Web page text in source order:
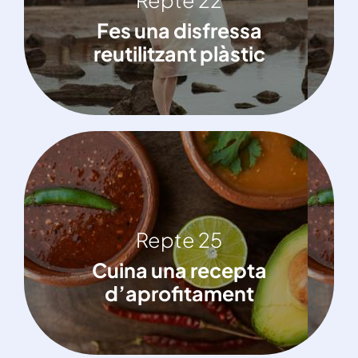
Fes una disfressa
reutilitzant plàstic
Fes una disfressa reutilitzant plàstic
Repte 25
Cuina una recepta
d’aprofitament
Repte 25
Cuina una recepta d’aprofitament